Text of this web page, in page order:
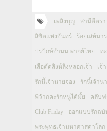
เพลิงบุญ สามีตีตรา
ลิขิตแห่งจันทร์ ร้อยเล่ห์มา
ปรปักษ์จำนน พากย์ไทย ท
เสือตัดสิงห์ลิงหลอกเจ้า เจ้
รักนี้เจ้านายจอง รักนี้เจ้าน
พี่ว้ากคะรักหนูได้มั้ย คลับฟ
Club Friday ออกแบบรักฉบั
พระพุทธเจ้ามหาศาสดาโลก